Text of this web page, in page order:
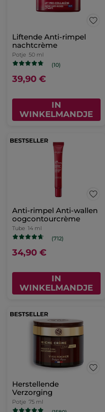
Liftende Anti-rimpel
nachtcrème
Potje 50 ml
(10)
39,90 €
IN
WINKELMANDJE
Anti-rimpel Anti-wallen
oogcontourcrème
Tube 14 ml
(712)
34,90 €
IN
WINKELMANDJE
Herstellende
Verzorging
Potje 75 ml